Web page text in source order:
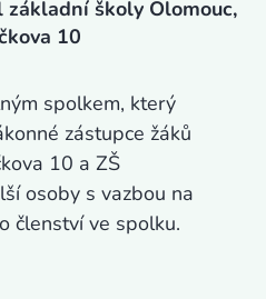
školy Olomouc,
10
spolkem, který
zástupce žáků
10 a ZŠ
osoby s vazbou na
členství ve spolku.